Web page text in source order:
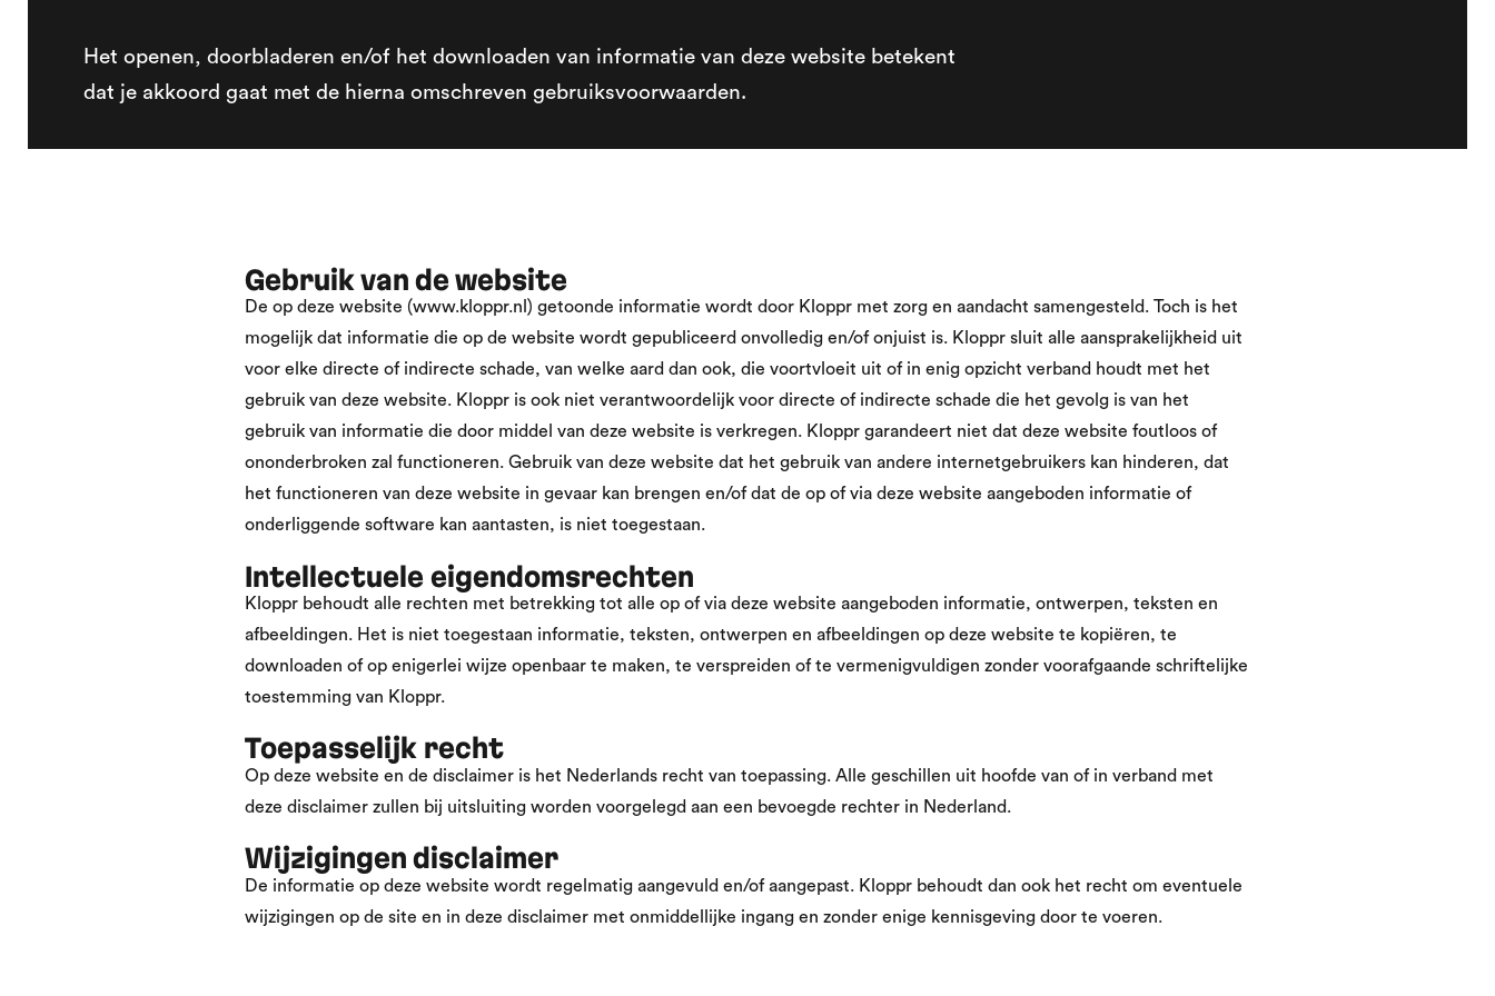
Het openen, doorbladeren en/of het downloaden van informatie van deze website betekent
dat je akkoord gaat met de hierna omschreven gebruiksvoorwaarden.
Gebruik van de website
De op deze website (www.kloppr.nl) getoonde informatie wordt door Kloppr met zorg en aandacht samengesteld. Toch is het
mogelijk dat informatie die op de website wordt gepubliceerd onvolledig en/of onjuist is. Kloppr sluit alle aansprakelijkheid uit
voor elke directe of indirecte schade, van welke aard dan ook, die voortvloeit uit of in enig opzicht verband houdt met het
gebruik van deze website. Kloppr is ook niet verantwoordelijk voor directe of indirecte schade die het gevolg is van het
gebruik van informatie die door middel van deze website is verkregen. Kloppr garandeert niet dat deze website foutloos of
ononderbroken zal functioneren. Gebruik van deze website dat het gebruik van andere internetgebruikers kan hinderen, dat
het functioneren van deze website in gevaar kan brengen en/of dat de op of via deze website aangeboden informatie of
onderliggende software kan aantasten, is niet toegestaan.
Intellectuele eigendomsrechten
Kloppr behoudt alle rechten met betrekking tot alle op of via deze website aangeboden informatie, ontwerpen, teksten en
afbeeldingen. Het is niet toegestaan informatie, teksten, ontwerpen en afbeeldingen op deze website te kopiëren, te
downloaden of op enigerlei wijze openbaar te maken, te verspreiden of te vermenigvuldigen zonder voorafgaande schriftelijke
toestemming van Kloppr.
Toepasselijk recht
Op deze website en de disclaimer is het Nederlands recht van toepassing. Alle geschillen uit hoofde van of in verband met
deze disclaimer zullen bij uitsluiting worden voorgelegd aan een bevoegde rechter in Nederland.
Wijzigingen disclaimer
De informatie op deze website wordt regelmatig aangevuld en/of aangepast. Kloppr behoudt dan ook het recht om eventuele
wijzigingen op de site en in deze disclaimer met onmiddellijke ingang en zonder enige kennisgeving door te voeren.